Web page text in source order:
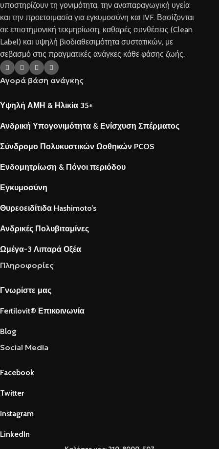
υποστηρίζουν τη γονιμότητα, την αναπαραγωγική υγεία
και την προετοιμασία για εγκυμοσύνη και IVF. Βασίζονται
σε επιστημονική τεκμηρίωση, καθαρές συνθέσεις (Clean
Label) και υψηλή βιοδιαθεσιμότητα συστατικών, με
σεβασμό στις πραγματικές ανάγκες κάθε φάσης ζωής.
Αγορά βάση ανάγκης
Υψηλή ΑΜΗ & Ηλικία 35+
Ανδρική Υπογονιμότητα & Ενίσχυση Σπέρματος
Σύνδρομο Πολυκυστικών Ωοθηκών PCOS
Ενδομητρίωση & Πόνοι περιόδου
Εγκυμοσύνη
Θυρεοειδίτιδα Hashimoto’s
Ανδρικές Πολυβιταμίνες
Ωμέγα-3 Λιπαρά Οξέα
Πληροφορίες
Γνωρίστε μας
Fertilovit® Επικοινωνία
Blog
Social Media
Facebook
Twitter
Instagram
LinkedIn